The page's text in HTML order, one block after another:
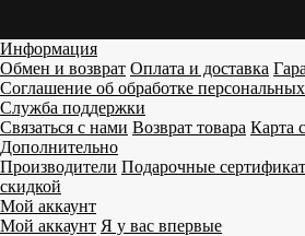
Информация
Обмен и возврат Оплата и доставка
Соглашение об обработке
Служба поддержки
Связаться с нами Возврат товара Карта
Дополнительно
Производители Подарочные
скидкой
Мой аккаунт
Мой аккаунт Я у вас впервые